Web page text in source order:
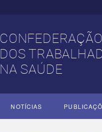
DOS
NA SAÚDE
NOTÍCIAS